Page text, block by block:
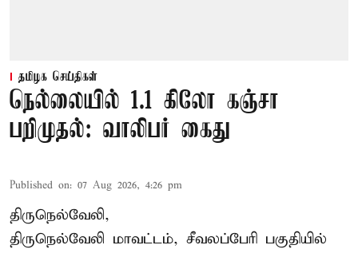
தமிழக செய்திகள்
நெல்லையில் 1.1 கிலோ கஞ்சா
பறிமுதல்: வாலிபர் கைது
Published on: 07 Aug 2026, 4:26 pm
திருநெல்வேலி,
திருநெல்வேலி மாவட்டம், சீவலப்பேரி பகுதியில்